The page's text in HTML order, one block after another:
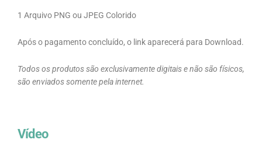
1 Arquivo PNG ou JPEG Colorido
Após o pagamento concluído, o link aparecerá para Download.
Todos os produtos são exclusivamente digitais e não são físicos,
são enviados somente pela internet.
Vídeo